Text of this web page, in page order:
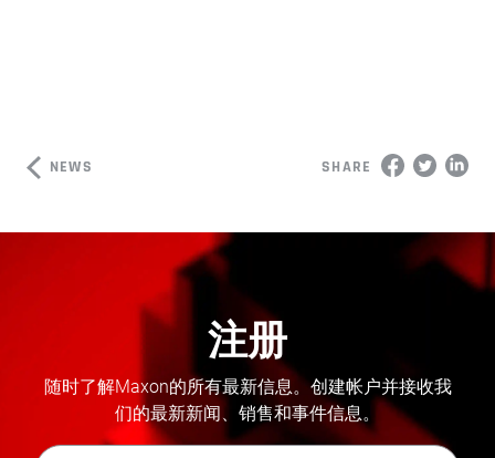
NEWS SHARE
注册
随时了解Maxon的所有最新信息。创建帐户并接收我
们的最新新闻、销售和事件信息。